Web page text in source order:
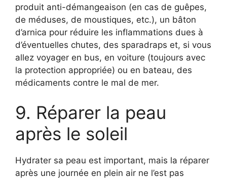
produit anti-démangeaison (en cas de guêpes,
de méduses, de moustiques, etc.), un bâton
d’arnica pour réduire les inflammations dues à
d’éventuelles chutes, des sparadraps et, si vous
allez voyager en bus, en voiture (toujours avec
la protection appropriée) ou en bateau, des
médicaments contre le mal de mer.
9. Réparer la peau
après le soleil
Hydrater sa peau est important, mais la réparer
après une journée en plein air ne l’est pas